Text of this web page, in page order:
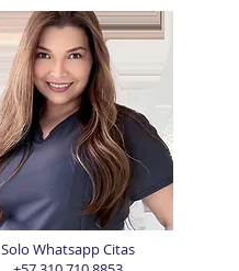
Solo Whatsapp Citas